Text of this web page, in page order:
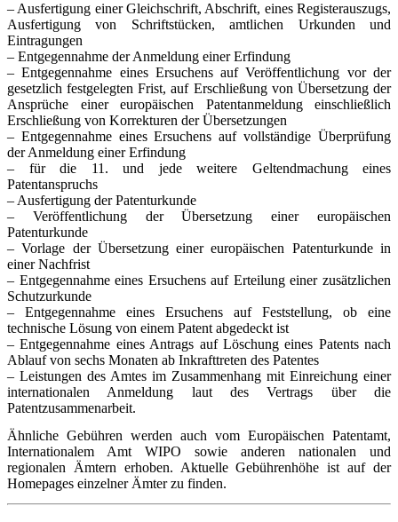
– Ausfertigung einer Gleichschrift, Abschrift, eines Registerauszugs,
Ausfertigung von Schriftstücken, amtlichen Urkunden und
Eintragungen
– Entgegennahme der Anmeldung einer Erfindung
– Entgegennahme eines Ersuchens auf Veröffentlichung vor der
gesetzlich festgelegten Frist, auf Erschließung von Übersetzung der
Ansprüche einer europäischen Patentanmeldung einschließlich
Erschließung von Korrekturen der Übersetzungen
– Entgegennahme eines Ersuchens auf vollständige Überprüfung
der Anmeldung einer Erfindung
– für die 11. und jede weitere Geltendmachung eines
Patentanspruchs
– Ausfertigung der Patenturkunde
– Veröffentlichung der Übersetzung einer europäischen
Patenturkunde
– Vorlage der Übersetzung einer europäischen Patenturkunde in
einer Nachfrist
– Entgegennahme eines Ersuchens auf Erteilung einer zusätzlichen
Schutzurkunde
– Entgegennahme eines Ersuchens auf Feststellung, ob eine
technische Lösung von einem Patent abgedeckt ist
– Entgegennahme eines Antrags auf Löschung eines Patents nach
Ablauf von sechs Monaten ab Inkrafttreten des Patentes
– Leistungen des Amtes im Zusammenhang mit Einreichung einer
internationalen Anmeldung laut des Vertrags über die
Patentzusammenarbeit.
Ähnliche Gebühren werden auch vom Europäischen Patentamt,
Internationalem Amt WIPO sowie anderen nationalen und
regionalen Ämtern erhoben. Aktuelle Gebührenhöhe ist auf der
Homepages einzelner Ämter zu finden.